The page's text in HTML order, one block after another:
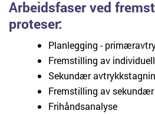
Arbeidsfaser ved
proteser:
Planlegging -
Fremstilling av
Sekundær
Fremstilling av
Frihåndsanalyse